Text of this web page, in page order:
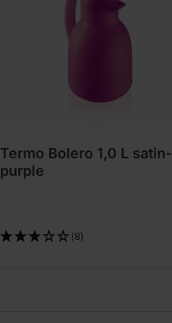
Termo Bolero 1,0 L satin-
purple
(8)